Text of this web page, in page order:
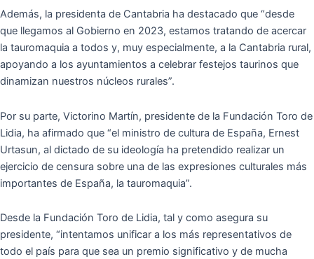
Además, la presidenta de Cantabria ha destacado que “desde
que llegamos al Gobierno en 2023, estamos tratando de acercar
la tauromaquia a todos y, muy especialmente, a la Cantabria rural,
apoyando a los ayuntamientos a celebrar festejos taurinos que
dinamizan nuestros núcleos rurales”.
Por su parte, Victorino Martín, presidente de la Fundación Toro de
Lidia, ha afirmado que “el ministro de cultura de España, Ernest
Urtasun, al dictado de su ideología ha pretendido realizar un
ejercicio de censura sobre una de las expresiones culturales más
importantes de España, la tauromaquia”.
Desde la Fundación Toro de Lidia, tal y como asegura su
presidente, “intentamos unificar a los más representativos de
todo el país para que sea un premio significativo y de mucha